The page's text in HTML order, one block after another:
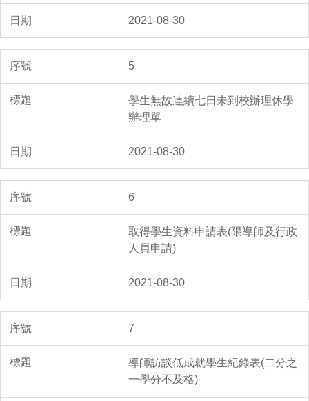
2021-08-30
5
學生無故連續七日未到校辦理休學
辦理單
2021-08-30
6
取得學生資料申請表(限導師及行政
人員申請)
2021-08-30
7
導師訪談低成就學生紀錄表(二分之
一學分不及格)